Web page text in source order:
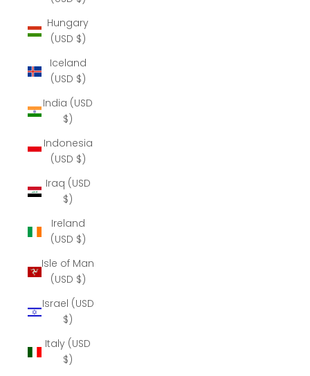
Hungary
(USD $)
Iceland
(USD $)
India (USD
$)
Indonesia
(USD $)
Iraq (USD
$)
Ireland
(USD $)
Isle of Man
(USD $)
Israel (USD
$)
Italy (USD
$)